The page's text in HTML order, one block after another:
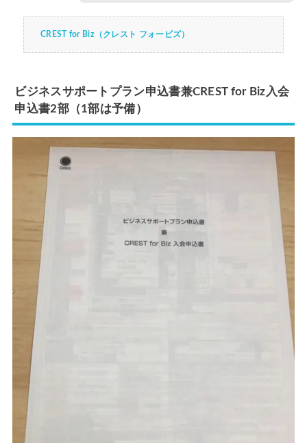
CREST for Biz（クレスト フォービズ）
ビジネスサポートプラン申込書兼CREST for Biz入会
申込書2部（1部は予備）